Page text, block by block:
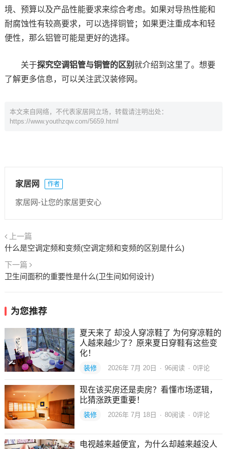
境、预算以及产品性能要求来综合考虑。如果对导热性能和
耐腐蚀性有较高要求，可以选择铜管；如果更注重成本和轻
便性，那么铝管可能是更好的选择。
关于探究空调铝管与铜管的区别 就介绍到这里了。想要
了解更多信息，可以关注武汉装修网。
本文来自网络，不代表家居网立场，转载请注明出处：
https://www.youthzqw.com/5659.html
家居网 作者
家居网-让您的家居更安心
上一篇
什么是空调定频和变频(空调定频和变频的区别是什么)
下一篇
卫生间面积的重要性是什么(卫生间如何设计)
为您推荐
夏天来了 却没人穿凉鞋了 为何穿凉鞋的
人越来越少了？原来夏日穿鞋有这些变
化！
装修 2026年 7月 20日 · 96阅读 · 0评论
现在该买房还是卖房？看懂市场逻辑，
比猜涨跌更重要！
装修 2026年 7月 18日 · 80阅读 · 0评论
电视越来越便宜，为什么却越来越没人